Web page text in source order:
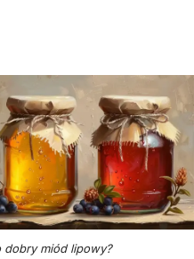
dobry miód lipowy?